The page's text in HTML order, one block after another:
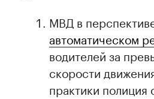
МВД в
автоматическом
водителей за
скорости
практики полиция